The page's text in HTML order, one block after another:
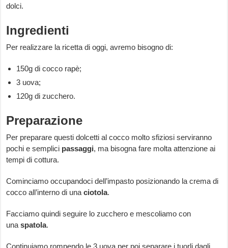
dolci.
Ingredienti
Per realizzare la ricetta di oggi, avremo bisogno di:
150g di cocco rapè;
3 uova;
120g di zucchero.
Preparazione
Per preparare questi dolcetti al cocco molto sfiziosi serviranno
pochi e semplici passaggi, ma bisogna fare molta attenzione ai
tempi di cottura.
Cominciamo occupandoci dell’impasto posizionando la crema di
cocco all’interno di unaciotola.
Facciamo quindi seguire lo zucchero e mescoliamo con
unaspatola.